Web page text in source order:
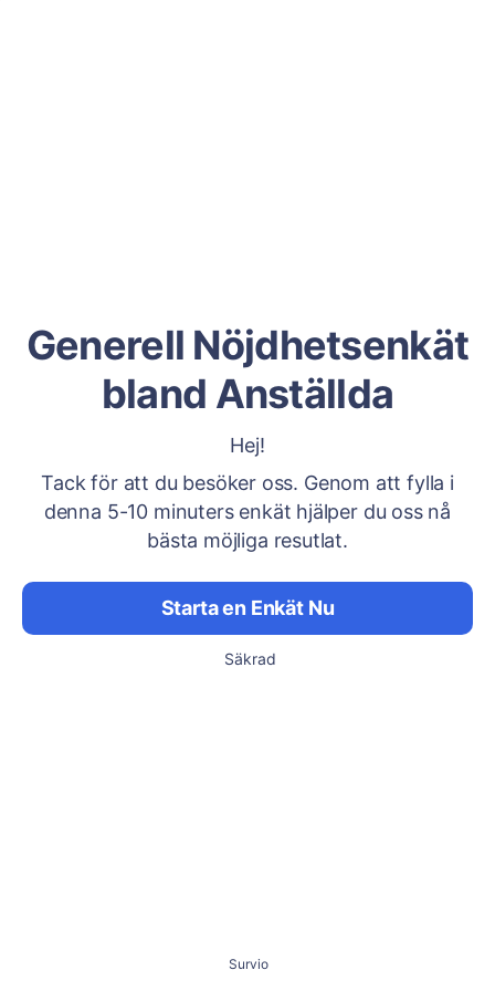
Generell Nöjdhetsenkät
bland Anställda
Hej!
Tack för att du besöker oss. Genom att fylla i
denna 5-10 minuters enkät hjälper du oss nå
bästa möjliga resutlat.
Starta en Enkät Nu
Säkrad
Survio